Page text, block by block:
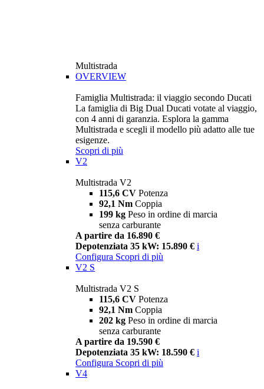
Multistrada
OVERVIEW
Famiglia Multistrada: il viaggio secondo Ducati
La famiglia di Big Dual Ducati votate al viaggio,
con 4 anni di garanzia. Esplora la gamma
Multistrada e scegli il modello più adatto alle tue
esigenze.
Scopri di più
V2
Multistrada V2
115,6 CV Potenza
92,1 Nm Coppia
199 kg Peso in ordine di marcia
senza carburante
A partire da 16.890 €
Depotenziata 35 kW: 15.890 € i
Configura Scopri di più
V2 S
Multistrada V2 S
115,6 CV Potenza
92,1 Nm Coppia
202 kg Peso in ordine di marcia
senza carburante
A partire da 19.590 €
Depotenziata 35 kW: 18.590 € i
Configura Scopri di più
V4